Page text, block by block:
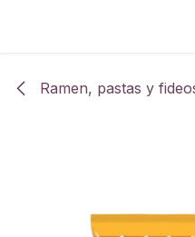
Ramen, pastas y